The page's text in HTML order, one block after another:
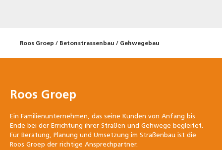
Roos Groep / Betonstrassenbau / Gehwegebau
Roos Groep
Ein Familienunternehmen, das seine Kunden von Anfang bis
Ende bei der Errichtung ihrer Straßen und Gehwege begleitet.
Für Beratung, Planung und Umsetzung im Straßenbau ist die
Roos Groep der richtige Ansprechpartner.